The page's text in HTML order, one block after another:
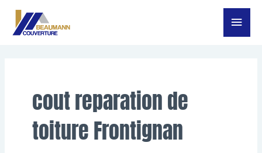
Aller
Menu
cout reparation de
toiture Frontignan